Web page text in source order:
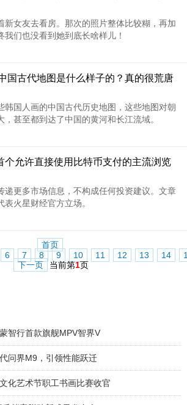
新女友去看房。那次的照片整体比较糊，再加
我们也没看到她到底长啥样儿！
国古代地图是什么样子的？真的很荒唐
韩国人画的中国古代历史地图，这些地图对朝
甚至都到达了中国的黄河和长江流域。
个允许直接使用比特币支付的主流浏览
递更多市场信息，不构成任何投资建议。文章
火星财经官方立场。
首页
6 7 8 9 10 11 12 13 14
下一页
当前第1页
智行首款旗舰MPV智界V
问界M9，引领性能跃迁
化艺术节职工书画比赛收官